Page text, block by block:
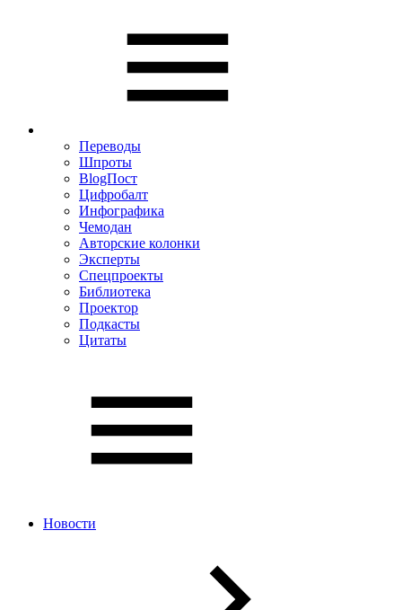
Переводы
Шпроты
BlogПост
Цифробалт
Инфографика
Чемодан
Авторские колонки
Эксперты
Спецпроекты
Библиотека
Проектор
Подкасты
Цитаты
Новости